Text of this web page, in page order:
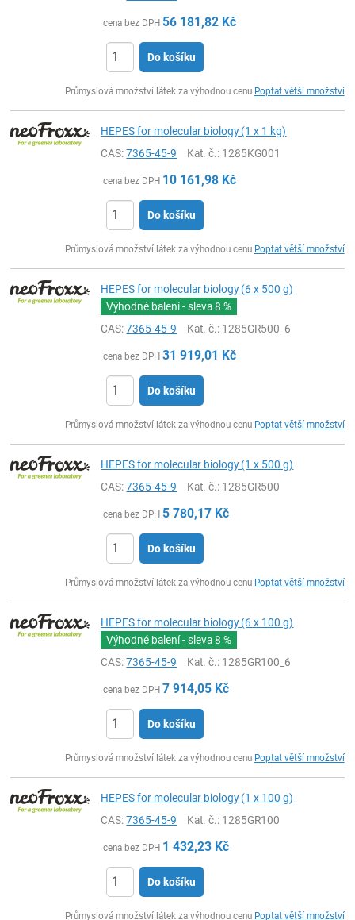
cena bez DPH 56 181,82 Kč
Do košíku
Průmyslová množství látek za výhodnou cenu Poptat větší množství
HEPES for molecular biology (1 x 1 kg)
CAS:7365-45-9 Kat. č.: 1285KG001
cena bez DPH 10 161,98 Kč
Do košíku
Průmyslová množství látek za výhodnou cenu Poptat větší množství
HEPES for molecular biology (6 x 500 g)
Výhodné balení - sleva8 %
CAS:7365-45-9 Kat. č.: 1285GR500_6
cena bez DPH 31 919,01 Kč
Do košíku
Průmyslová množství látek za výhodnou cenu Poptat větší množství
HEPES for molecular biology (1 x 500 g)
CAS:7365-45-9 Kat. č.: 1285GR500
cena bez DPH 5 780,17 Kč
Do košíku
Průmyslová množství látek za výhodnou cenu Poptat větší množství
HEPES for molecular biology (6 x 100 g)
Výhodné balení - sleva8 %
CAS:7365-45-9 Kat. č.: 1285GR100_6
cena bez DPH 7 914,05 Kč
Do košíku
Průmyslová množství látek za výhodnou cenu Poptat větší množství
HEPES for molecular biology (1 x 100 g)
CAS:7365-45-9 Kat. č.: 1285GR100
cena bez DPH 1 432,23 Kč
Do košíku
Průmyslová množství látek za výhodnou cenu Poptat větší množství